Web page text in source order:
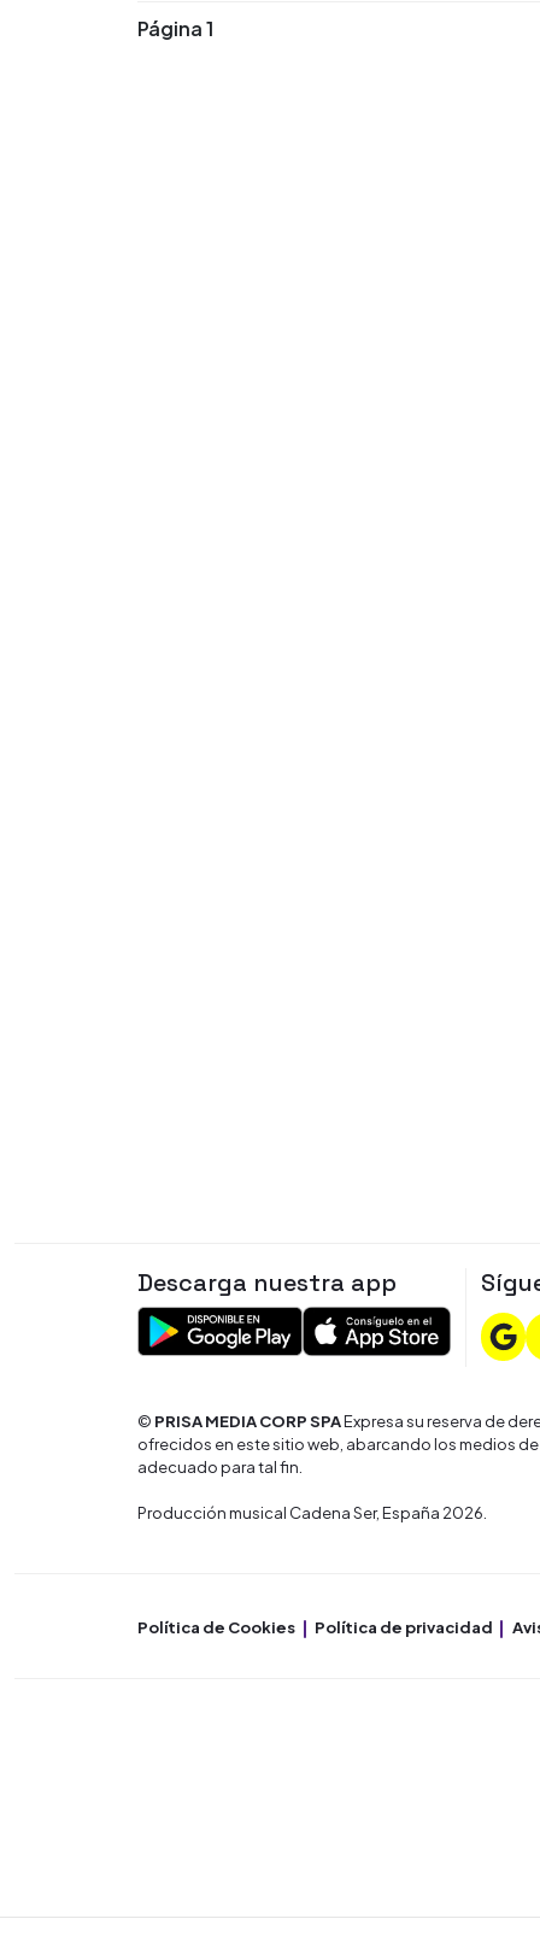
Página 1
Descarga nuestra app
© PRISA MEDIA CORP SPAExpresa su reserva de
ofrecidos en este sitio web, abarcando los medios
adecuado para tal fin.
Producción musical Cadena Ser, España 2026.
Política de Cookies Política de privacidad